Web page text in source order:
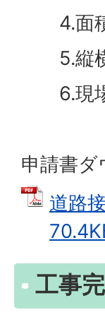
4.面積
5.縦横
6.現
申請書ダ
道路
工事